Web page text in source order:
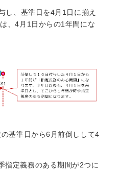
、基準日を4月1日に揃え
、4月1日からの1年間にな
基準日から6月前倒しして4
指定義務のある期間が2つに